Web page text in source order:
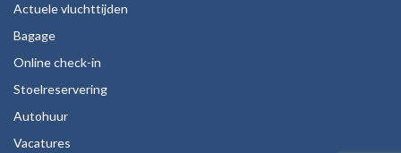
Actuele vluchttijden
Bagage
Online check-in
Stoelreservering
Autohuur
Vacatures